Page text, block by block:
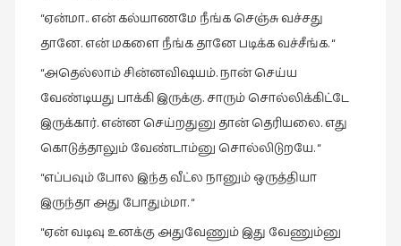
நுண்கலை
“ஏன்மா.. என் கல்யாணமே நீங்க செஞ்சு வச்சது
தானே. என் மகளை நீங்க தானே படிக்க வச்சீங்க. “
“அதெல்லாம் சின்னவிஷயம். நான் செய்ய
வேண்டியது பாக்கி இருக்கு. சாரும் சொல்லிக்கிட்டே
இருக்கார். என்ன செய்றதுனு தான் தெரியலை. எது
கொடுத்தாலும் வேண்டாம்னு சொல்லிடுறயே. “
“எப்பவும் போல இந்த வீட்ல நானும் ஒருத்தியா
இருந்தா அது போதும்மா. “
“ஏன் வடிவு உனக்கு அதுவேணும் இது வேணும்னு